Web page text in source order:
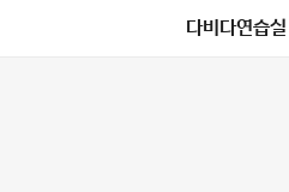
다비다연습